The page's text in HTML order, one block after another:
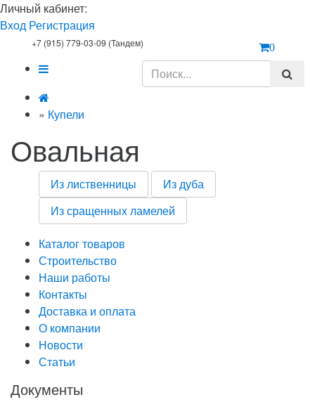
Личный кабинет:
Вход Регистрация
+7 (915) 779-03-09 (Тандем) 0
» Купели
Овальная
Из лиственницы
Из дуба
Из сращенных ламелей
Каталог товаров
Строительство
Наши работы
Контакты
Доставка и оплата
О компании
Новости
Статьи
Документы